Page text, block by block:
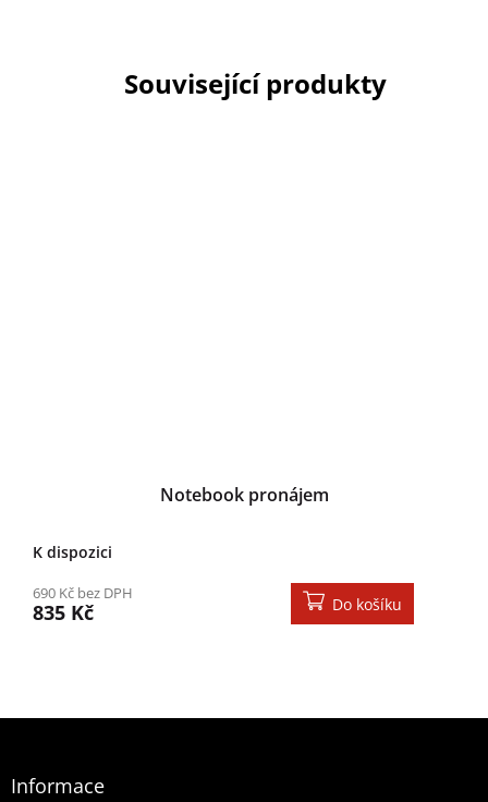
Související produkty
Notebook pronájem
K dispozici
690 Kč bez DPH
835 Kč Do košíku
Informace